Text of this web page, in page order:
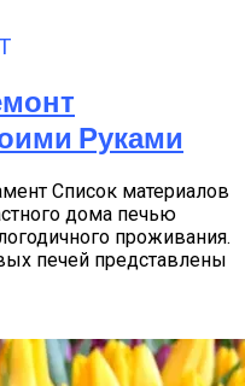
Руками
Список материалов
дома печью
проживания.
печей представлены